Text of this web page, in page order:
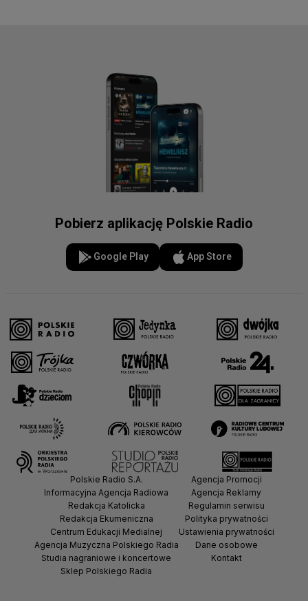
Pobierz aplikację Polskie Radio
Google Play App Store
Polskie Radio S.A.
Informacyjna Agencja Radiowa
Redakcja Katolicka
Redakcja Ekumeniczna
Centrum Edukacji Medialnej
Agencja Muzyczna Polskiego Radia
Studia nagraniowe i koncertowe
Sklep Polskiego Radia
Agencja Promocji
Agencja Reklamy
Regulamin serwisu
Polityka prywatności
Ustawienia prywatności
Dane osobowe
Kontakt